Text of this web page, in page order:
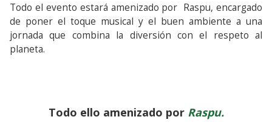
Todo el evento estará amenizado por Raspu, encargado
de poner el toque musical y el buen ambiente a una
jornada que combina la diversión con el respeto al
planeta.
Todo ello amenizado por Raspu.